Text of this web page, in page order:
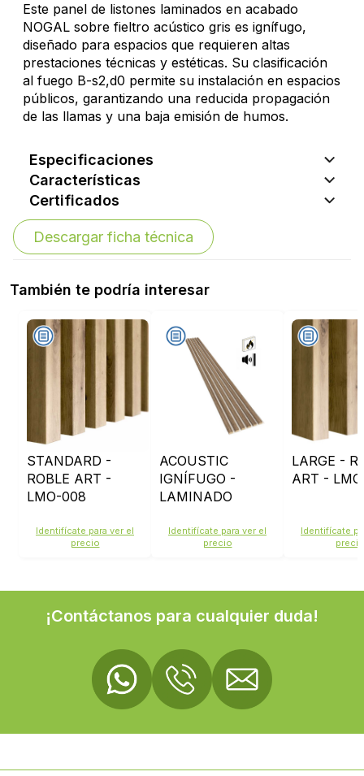
Este panel de listones laminados en acabado
NOGAL sobre fieltro acústico gris es ignífugo,
diseñado para espacios que requieren altas
prestaciones técnicas y estéticas. Su clasificación
al fuego B-s2,d0 permite su instalación en espacios
públicos, garantizando una reducida propagación
de las llamas y una baja emisión de humos.
Especificaciones
Características
Certificados
Descargar ficha técnica
También te podría interesar
STANDARD -
ROBLE ART -
LMO-008
Identifícate para ver el
precio
ACOUSTIC
IGNÍFUGO -
LAMINADO
LMO209 -
FIELTRO BEIGE
Identifícate para ver el
precio
LARGE -
ART -
Identifícate
precio
¡Contáctanos para cualquier duda!